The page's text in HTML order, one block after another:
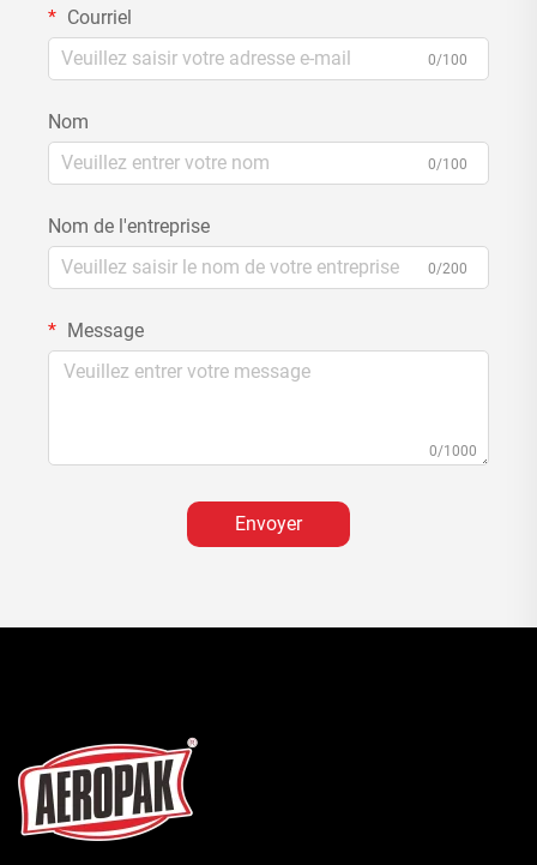
Courriel
0/100
Nom
0/100
Nom de l'entreprise
0/200
Message
0/1000
Envoyer